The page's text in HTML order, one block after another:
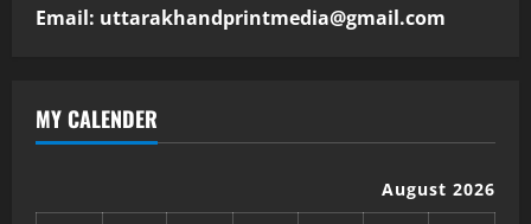
Email: uttarakhandprintmedia@gmail.com
MY CALENDER
August 2026